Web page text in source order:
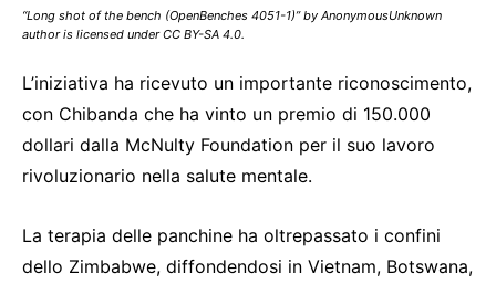
“Long shot of the bench (OpenBenches 4051-1)” by AnonymousUnknown
author is licensed under CC BY-SA 4.0.
L’iniziativa ha ricevuto un importante riconoscimento,
con Chibanda che ha vinto un premio di 150.000
dollari dalla McNulty Foundation per il suo lavoro
rivoluzionario nella salute mentale.
La terapia delle panchine ha oltrepassato i confini
dello Zimbabwe, diffondendosi in Vietnam, Botswana,